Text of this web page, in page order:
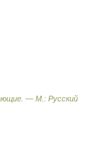
— М.: Русский